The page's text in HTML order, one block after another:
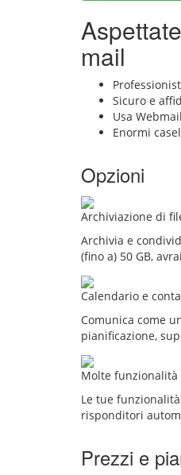
mail
Sicuro e
Usa
Enormi
Opzioni
Archiviazione di
Archivia e
(fino a) 50 GB,
Calendario e
Comunica come
pianificazione,
Molte
Le tue
risponditori
Prezzi e